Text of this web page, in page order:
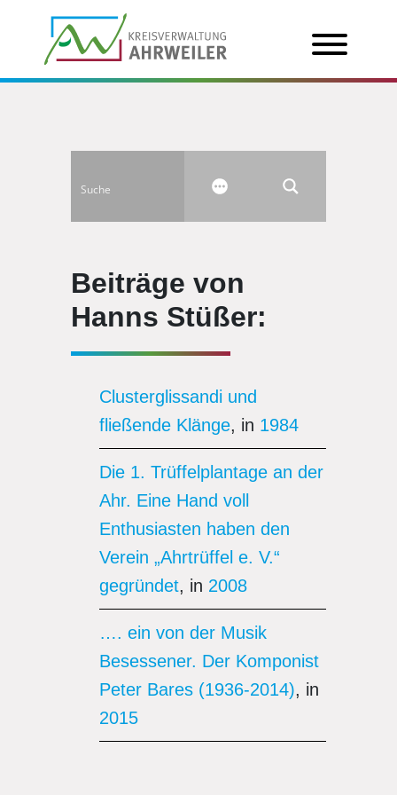
Beiträge von
Hanns Stüßer:
Clusterglissandi und
fließende Klänge, in 1984
Die 1. Trüffelplantage an der
Ahr. Eine Hand voll
Enthusiasten haben den
Verein „Ahrtrüffel e. V.“
gegründet, in 2008
…. ein von der Musik
Besessener. Der Komponist
Peter Bares (1936-2014), in
2015